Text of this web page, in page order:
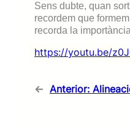
Sens dubte, quan
recordem que
recorda la
https://youtu.be/
← Anterior: